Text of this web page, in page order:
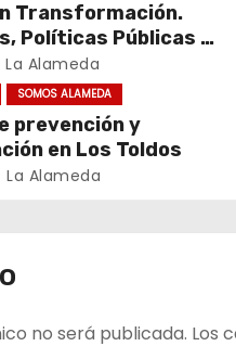
Transformación.
Políticas Públicas y
Argentina y el
2026
La Alameda
SOMOS ALAMEDA
prevención y
en Los Toldos
La Alameda
no será publicada. Los